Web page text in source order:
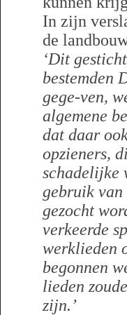
In zijn
de
‘Dit
bestemden
gege-ven,
algemene
dat daar
opzieners,
schadelijke
gebruik van
gezocht
verkeerde
werklieden
begonnen
lieden
zijn.’